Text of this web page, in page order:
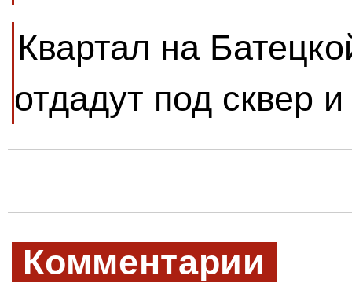
Квартал на
отдадут под сквер
Комментарии